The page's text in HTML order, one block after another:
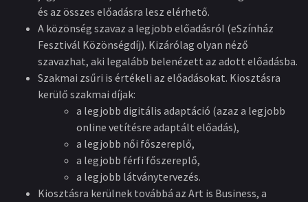
és az összes előadásra lesz elérhető.
A közönség szavaz a legjobb előadásról (eSzínház
Fesztivál Közönségdíj). Kizárólag olyan néző
szavazhat, aki legalább belenézett az adott előadásba.
Szakmai zsűri is értékeli az előadásokat. Kiosztásra
kerülő szakmai díjak:
a legjobb digitális adaptáció (azaz a legjobb
online vetítésre adaptált előadás),
a legjobb női főszereplő,
a legjobb férfi főszereplő,
a legjobb látványtervezés.
Kiosztásra kerülnek továbbá az Art is Business, a